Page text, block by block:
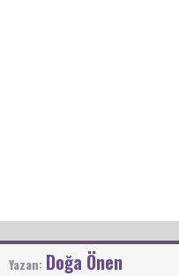
Yazan: Doğa Önen